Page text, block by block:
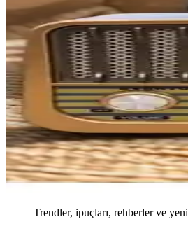
Trendler, ipuçları, rehberler ve